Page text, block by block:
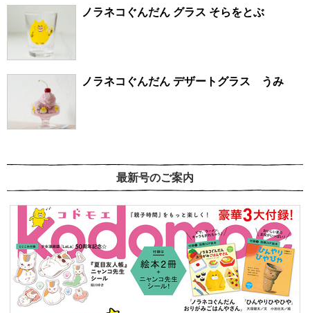
ノラネコぐんだん グラス そらをとぶ
ノラネコぐんだん デザートグラス うみ
最新号のご案内